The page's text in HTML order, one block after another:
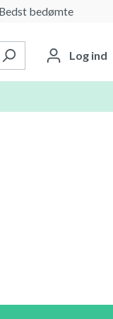
bedømte
Log ind